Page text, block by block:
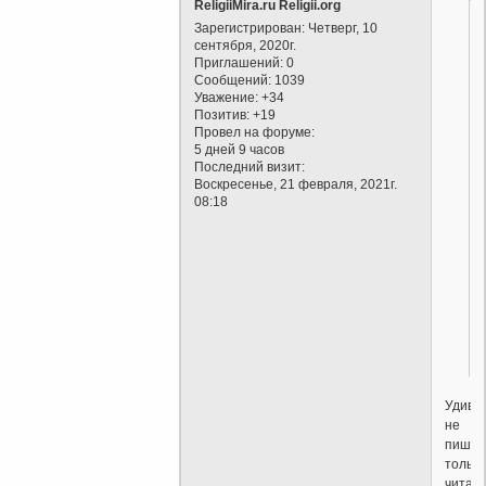
ReligiiMira.ru Religii.org
Зарегистрирован: Четверг, 10
сентября, 2020г.
Приглашений: 0
Сообщений: 1039
Уважение: +34
Позитив: +19
Провел на форуме:
5 дней 9 часов
Последний визит:
Воскресенье, 21 февраля, 2021г.
08:18
не
только